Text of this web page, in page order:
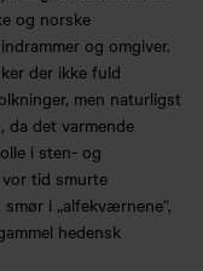
og norske
og omgiver.
der ikke fuld
men naturligst
da det varmende
i sten- og
tid smurte
i „alfekværnene“,
hedensk